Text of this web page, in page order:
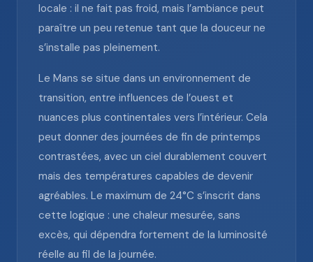
locale : il ne fait pas froid, mais l’ambiance peut
paraître un peu retenue tant que la douceur ne
s’installe pas pleinement.
Le Mans se situe dans un environnement de
transition, entre influences de l’ouest et
nuances plus continentales vers l’intérieur. Cela
peut donner des journées de fin de printemps
contrastées, avec un ciel durablement couvert
mais des températures capables de devenir
agréables. Le maximum de 24°C s’inscrit dans
cette logique : une chaleur mesurée, sans
excès, qui dépendra fortement de la luminosité
réelle au fil de la journée.